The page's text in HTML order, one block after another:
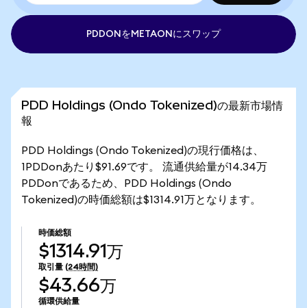
PDDONをMETAONにスワップ
PDD Holdings (Ondo Tokenized)の最新市場情
報
PDD Holdings (Ondo Tokenized)の現行価格は、
1PDDonあたり$91.69です。 流通供給量が14.34万
PDDonであるため、PDD Holdings (Ondo
Tokenized)の時価総額は$1314.91万となります。
時価総額
$1314.91万
取引量 (24時間)
$43.66万
循環供給量